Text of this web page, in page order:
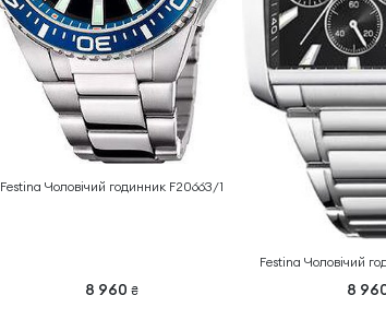
Festina Чоловічий годинник F20663/1
8 960 ₴
Festina Чоловічий
8